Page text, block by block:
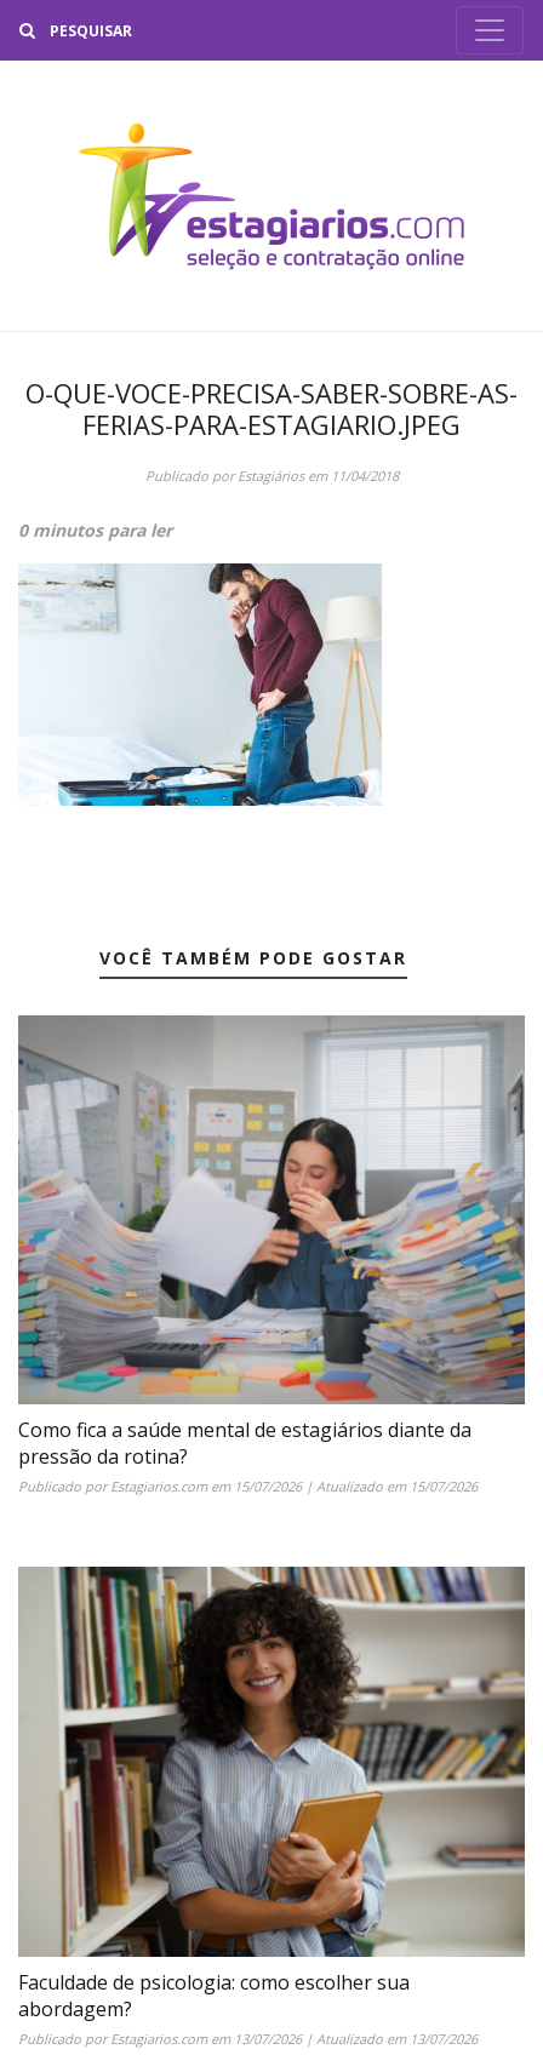
O-QUE-VOCE-PRECISA-SABER-SOBRE-AS-
FERIAS-PARA-ESTAGIARIO.JPEG
Publicado porEstagiáriosem 11/04/2018
0 minutos para ler
VOCÊ TAMBÉM PODE GOSTAR
Como fica a saúde mental de estagiários diante da
pressão da rotina?
Publicado porEstagiarios.comem 15/07/2026| Atualizado em 15/07/2026
Faculdade de psicologia: como escolher sua
abordagem?
Publicado porEstagiarios.comem 13/07/2026| Atualizado em 13/07/2026